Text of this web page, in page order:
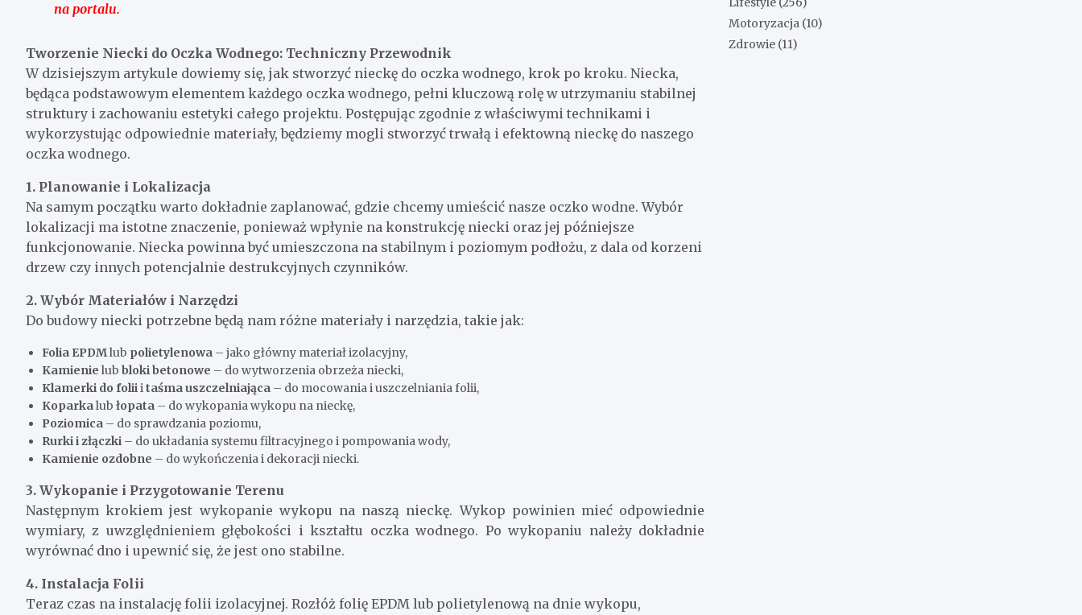
na portalu.
Tworzenie Niecki do Oczka Wodnego: Techniczny Przewodnik
W dzisiejszym artykule dowiemy się, jak stworzyć nieckę do oczka wodnego, krok po kroku. Niecka,
będąca podstawowym elementem każdego oczka wodnego, pełni kluczową rolę w utrzymaniu stabilnej
struktury i zachowaniu estetyki całego projektu. Postępując zgodnie z właściwymi technikami i
wykorzystując odpowiednie materiały, będziemy mogli stworzyć trwałą i efektowną nieckę do naszego
oczka wodnego.
1. Planowanie i Lokalizacja
Na samym początku warto dokładnie zaplanować, gdzie chcemy umieścić nasze oczko wodne. Wybór
lokalizacji ma istotne znaczenie, ponieważ wpłynie na konstrukcję niecki oraz jej późniejsze
funkcjonowanie. Niecka powinna być umieszczona na stabilnym i poziomym podłożu, z dala od korzeni
drzew czy innych potencjalnie destrukcyjnych czynników.
2. Wybór Materiałów i Narzędzi
Do budowy niecki potrzebne będą nam różne materiały i narzędzia, takie jak:
Folia EPDMlub polietylenowa – jako główny materiał izolacyjny,
Kamienie lub bloki betonowe – do wytworzenia obrzeża niecki,
Klamerki do foliiitaśma uszczelniająca – do mocowania i uszczelniania folii,
Koparkalub łopata – do wykopania wykopu na nieckę,
Poziomica – do sprawdzania poziomu,
Rurki i złączki – do układania systemu filtracyjnego i pompowania wody,
Kamienie ozdobne – do wykończenia i dekoracji niecki.
3. Wykopanie i Przygotowanie Terenu
Następnym krokiem jest wykopanie wykopu na naszą nieckę. Wykop powinien mieć odpowiednie
wymiary, z uwzględnieniem głębokości i kształtu oczka wodnego. Po wykopaniu należy dokładnie
wyrównać dno i upewnić się, że jest ono stabilne.
4. Instalacja Folii
Teraz czas na instalację folii izolacyjnej. Rozłóż folię EPDM lub polietylenową na dnie wykopu,
Motoryzacja (10)
Zdrowie (11)